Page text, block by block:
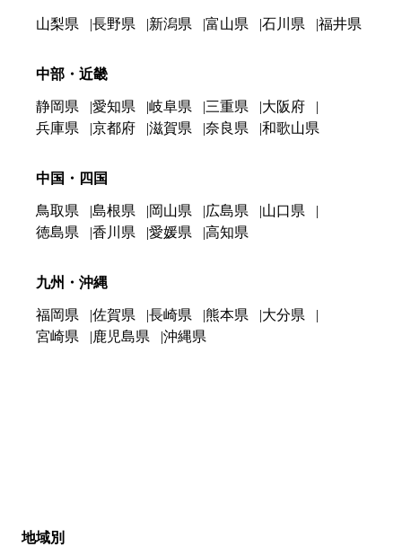
山梨県 長野県 新潟県 富山県 石川県 福井県
中部・近畿
静岡県 愛知県 岐阜県 三重県
大阪府
兵庫県
京都府 滋賀県 奈良県 和歌山県
中国・四国
鳥取県 島根県 岡山県 広島県
山口県
徳島県
香川県 愛媛県 高知県
九州・沖縄
福岡県 佐賀県 長崎県 熊本県
大分県
宮崎県
鹿児島県 沖縄県
地域別